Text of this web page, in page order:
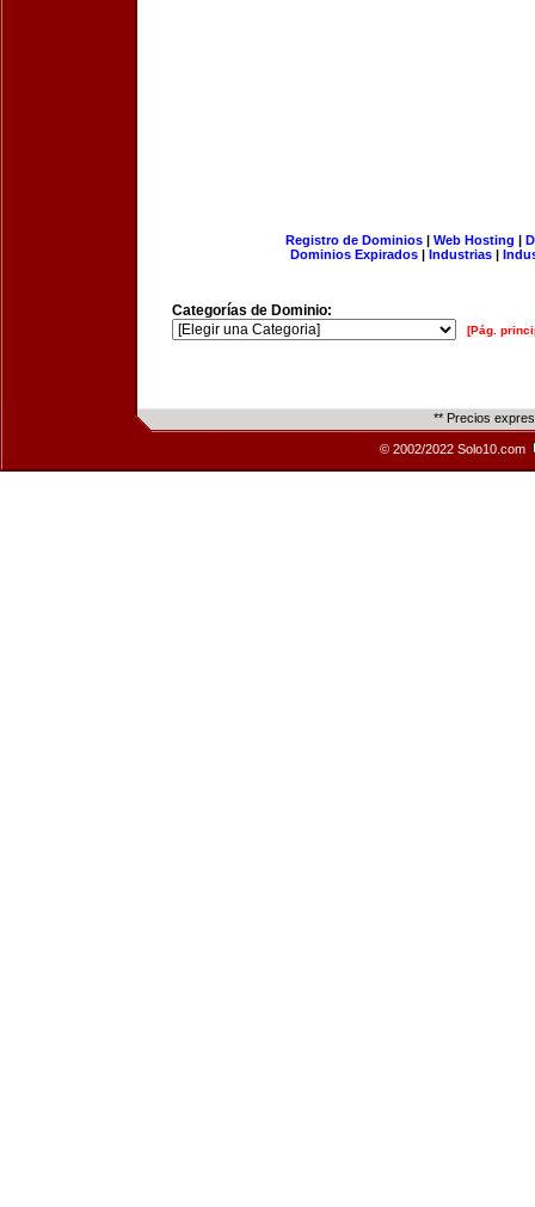
Registro de Dominios| Web Hosting |
Dominios Expirados | Industrias |
Categorías de Dominio:
[Pág.
** Precios
© 2002/2022 Solo10.com